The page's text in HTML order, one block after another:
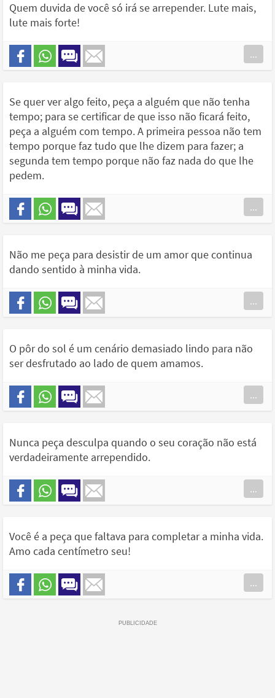
Quem duvida de você só irá se arrepender. Lute mais,
lute mais forte!
...
Se quer ver algo feito, peça a alguém que não tenha
tempo; para se certificar de que isso não ficará feito,
peça a alguém com tempo. A primeira pessoa não tem
tempo porque faz tudo que lhe dizem para fazer; a
segunda tem tempo porque não faz nada do que lhe
pedem.
...
Não me peça para desistir de um amor que continua
dando sentido à minha vida.
...
O pôr do sol é um cenário demasiado lindo para não
ser desfrutado ao lado de quem amamos.
...
Nunca peça desculpa quando o seu coração não está
verdadeiramente arrependido.
...
Você é a peça que faltava para completar a minha vida.
Amo cada centímetro seu!
...